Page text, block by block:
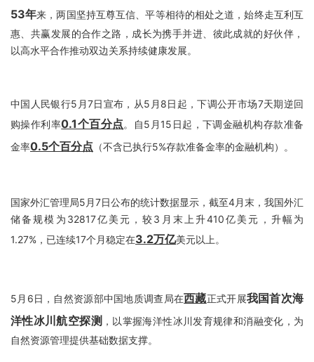
53年来，两国坚持互尊互信、平等相待的相处之道，始终走互利互
惠、共赢发展的合作之路，成长为携手并进、彼此成就的好伙伴，
以高水平合作推动双边关系持续健康发展。
中国人民银行5月7日宣布，从5月8日起，下调公开市场7天期逆回
购操作利率0.1个百分点。自5月15日起，下调金融机构存款准备
金率0.5个百分点 （不含已执行5%存款准备金率的金融机构）。
国家外汇管理局5月7日公布的统计数据显示，截至4月末，我国外汇
储备规模为32817亿美元，较3月末上升410亿美元，升幅为
1.27%，已连续17个月稳定在3.2万亿美元以上。
5月6日，自然资源部中国地质调查局在西藏正式开展我国首次海
洋性冰川航空探测 ，以掌握海洋性冰川发育规律和消融变化，为
自然资源管理提供基础数据支撑。